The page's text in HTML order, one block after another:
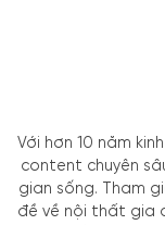
Với hơn 10 năm
content chuyên
gian sống. Tham
đề về nội thất gia